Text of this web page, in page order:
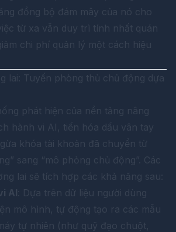
đồng bộ đám mây của nó cho
từ xa vẫn duy trì tính nhất quán
chi phí quản lý một cách hiệu
lai: Tuyến phòng thủ chủ động dựa
phát hiện của nền tảng nâng
hành vi AI, tiến hóa dấu vân tay
khóa tài khoản đã chuyển từ
sang “mô phỏng chủ động”. Các
lai sẽ tích hợp các khả năng sau:
AI : Dựa trên dữ liệu người dùng
mô hình, tự động tạo ra các mẫu
tự nhiên (như quỹ đạo chuột,